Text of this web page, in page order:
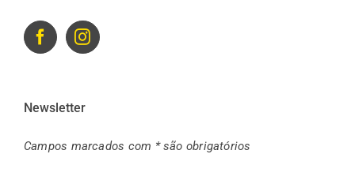
Newsletter
Campos marcados com * são obrigatórios